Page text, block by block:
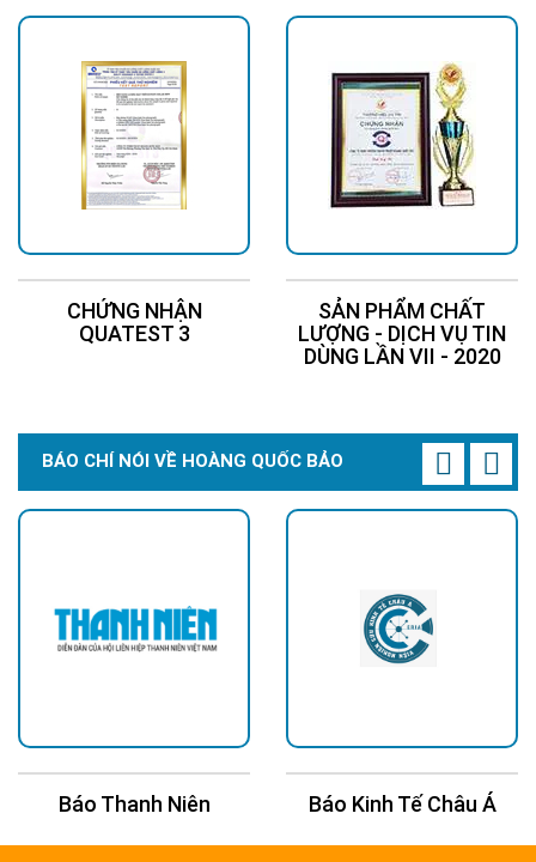
Chip led cao cấp CREE Mỹ (USA)
Chip LED Mỹ cao cấp CREE USA nhập khẩu, một thương hiệu
210 lm/W, trong khi hạt LED thông thường chỉ từ 80-90 lm/W.
Giá trị lumen (quang thông) của hạt LED càng lớn, lượng nhiệt
phát ra càng thấp.
HÌNH ẢNH THỰC TẾ
CHỨNG NHẬN
QUATEST 3
SẢN PHẨM CHẤT
LƯỢNG - DỊCH VỤ TIN
DÙNG LẦN VII - 2020
BÁO CHÍ NÓI VỀ HOÀNG QUỐC BẢO
Báo Thanh Niên Báo Kinh Tế Châu Á